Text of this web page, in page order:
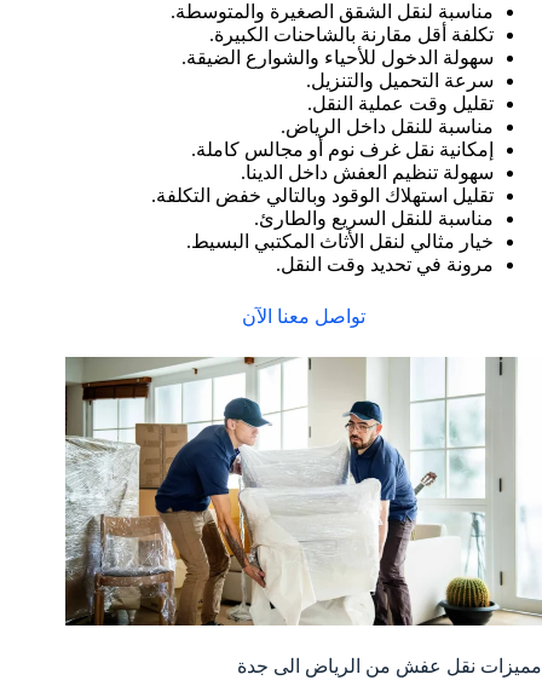
مناسبة لنقل الشقق الصغيرة والمتوسطة.
تكلفة أقل مقارنة بالشاحنات الكبيرة.
سهولة الدخول للأحياء والشوارع الضيقة.
سرعة التحميل والتنزيل.
تقليل وقت عملية النقل.
مناسبة للنقل داخل الرياض.
إمكانية نقل غرف نوم أو مجالس كاملة.
سهولة تنظيم العفش داخل الدينا.
تقليل استهلاك الوقود وبالتالي خفض التكلفة.
مناسبة للنقل السريع والطارئ.
خيار مثالي لنقل الأثاث المكتبي البسيط.
مرونة في تحديد وقت النقل.
تواصل معنا الآن
مميزات نقل عفش من الرياض الى جدة